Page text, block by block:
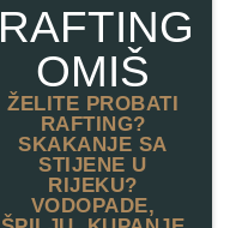
RAFTING
OMIŠ
ŽELITE PROBATI
RAFTING?
SKAKANJE SA
STIJENE U
RIJEKU?
VODOPADE,